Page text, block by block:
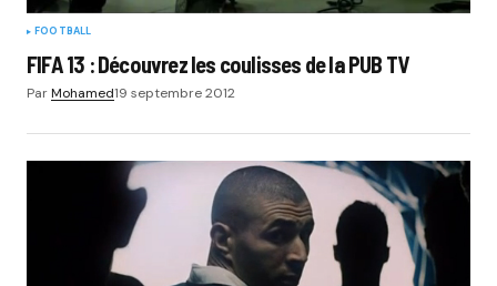
FOOTBALL
FIFA 13 : Découvrez les coulisses de la PUB TV
ParMohamed19 septembre 2012